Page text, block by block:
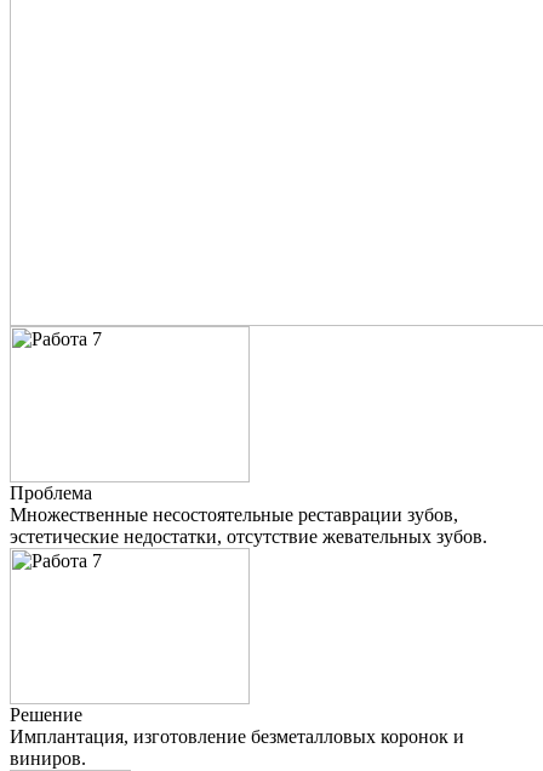
Проблема
Множественные несостоятельные реставрации зубов,
эстетические недостатки, отсутствие жевательных зубов.
Решение
Имплантация, изготовление безметалловых коронок и
виниров.